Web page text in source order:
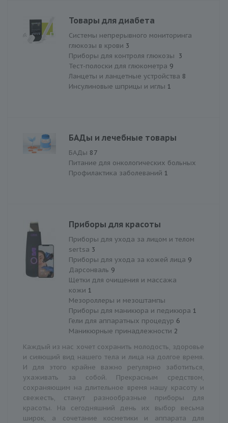
Товары для диабета
Системы непрерывного мониторинга
глюкозы в крови 3
Приборы для контроля глюкозы 3
Тест-полоски для глюкометра 9
Ланцеты и ланцетные устройства 8
Инсулиновые шприцы и иглы 1
БАДы и лечебные товары
БАДы 87
Питание для онкологических больных
Профилактика заболеваний 1
Приборы для красоты
Приборы для ухода за лицом и телом
sertsa 3
Приборы для ухода за кожей лица 9
Дарсонваль 9
Щетки для очищения и массажа
кожи 1
Мезороллеры и мезоштампы
Приборы для маникюра и педикюра 1
Гели для аппаратных процедур 6
Маникюрные принадлежности 2
Каждый из нас хочет сохранить молодость, здоровье
и сияющий вид нашего тела и лица на долгое время.
И для этого крайне важно регулярно заботиться,
ухаживать за собой. Прекрасным средством,
сохраняющим на длительное время нашу красоту и
свежесть, станут разнообразные приборы для
красоты. На сегодняшний день их выбор весьма
широк, а сочетание косметики и аппарата для